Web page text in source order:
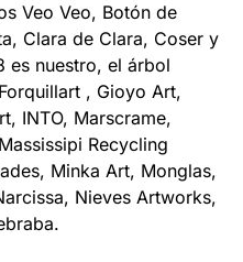
Veo Veo, Botón de
Clara de Clara, Coser y
es nuestro, el árbol
, Gioyo Art,
INTO, Marscrame,
Recycling
Minka Art, Monglas,
Nieves Artworks,